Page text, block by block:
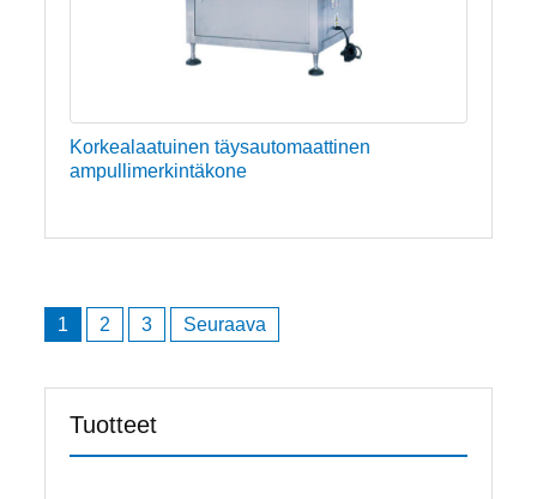
Korkealaatuinen täysautomaattinen
ampullimerkintäkone
Artikkelien
selaus
1 2 3 Seuraava
Tuotteet